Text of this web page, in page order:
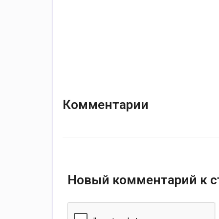
Комментарии
Новый комментарий к